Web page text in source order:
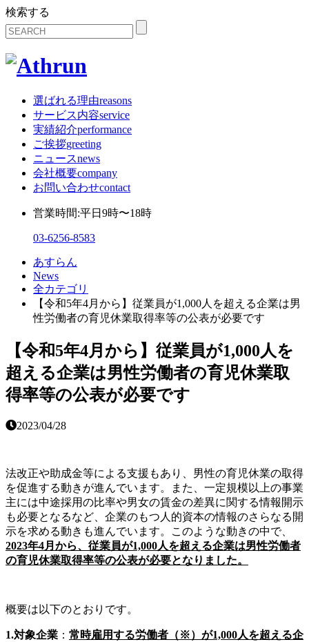
検索する
選ばれる理由reasons
サービス内容service
実績紹介performance
ご挨拶greeting
ニュースnews
会社概要company
お問い合わせcontact
営業時間:平日9時〜18時
03-6256-8583
あすらん
News
全カテゴリ
【令和5年4月から】従業員が1,000人を超える企業は男
性労働者の育児休業取得率等の公表が必要です
【令和5年4月から】従業員が1,000人を
超える企業は男性労働者の育児休業取
得率等の公表が必要です
2023/04/28
法改正や助成金等による支援もあり、男性の育児休業の取得
を促進する動きが進んでいます。また、一定規模以上の事業
主には中途採用の比率や男女の賃金の差異に関する情報開示
も必要となるなど、企業のもつ人的資本の情報のさらなる開
示を求める動きも進んでいます。このような動きの中で、
2023年4月から、従業員が1,000人を超える企業は男性労働者
の育児休業取得率等の公表が必要となりました。
概要は以下のとおりです。
1.対象企業 ： 常時雇用する労働者（※）が1,000人を超える企